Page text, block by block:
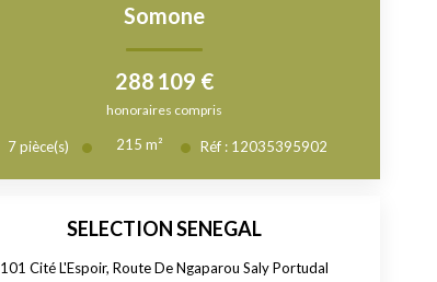
Somone
288 109 €
honoraires compris
7pièce(s) 215m² Réf : 12035395902
SELECTION SENEGAL
101 Cité L'Espoir, Route De Ngaparou Saly Portudal